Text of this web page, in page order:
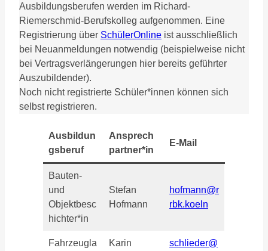
Ausbildungsberufen werden im Richard-
Riemerschmid-Berufskolleg aufgenommen. Eine
Registrierung über SchülerOnline ist ausschließlich
bei Neuanmeldungen notwendig (beispielweise nicht
bei Vertragsverlängerungen hier bereits geführter
Auszubildender).
Noch nicht registrierte Schüler*innen können sich
selbst registrieren.
Ausbildun
gsberuf
Ansprech
partner*in
E-Mail
Bauten-
und
Objektbesc
hichter*in
Stefan
Hofmann
hofmann@r
rbk.koeln
Fahrzeugla
Karin
schlieder@